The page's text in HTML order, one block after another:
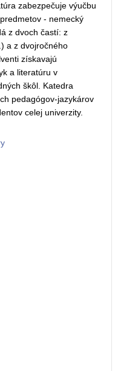
zabezpečuje výučbu
- nemecký
z dvoch častí: z
a z dvojročného
získavajú
a literatúru v
škôl. Katedra
pedagógov-jazykárov
celej univerzity.